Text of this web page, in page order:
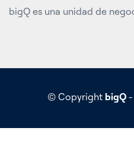
bigQ es una unidad de
© Copyright bigQ -